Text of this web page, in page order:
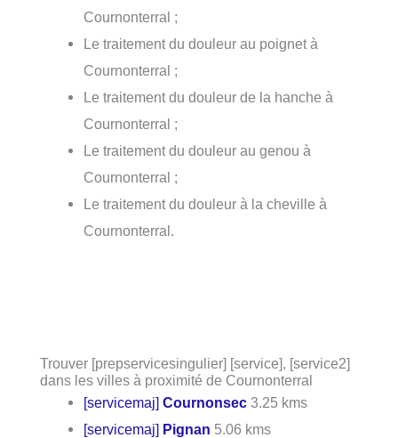
Cournonterral ;
Le traitement du douleur au poignet à
Cournonterral ;
Le traitement du douleur de la hanche à
Cournonterral ;
Le traitement du douleur au genou à
Cournonterral ;
Le traitement du douleur à la cheville à
Cournonterral.
Trouver [prepservicesingulier] [service], [service2]
dans les villes à proximité de Cournonterral
[servicemaj]Cournonsec 3.25 kms
[servicemaj] Pignan 5.06 kms